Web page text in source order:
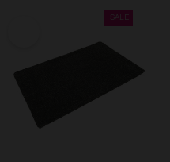
Identifikation aktiv abfragen